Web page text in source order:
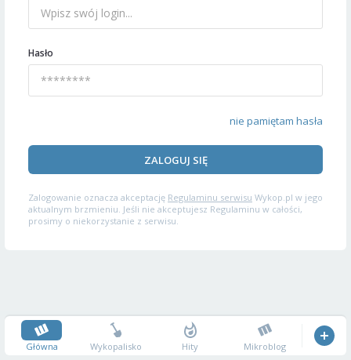
Hasło
nie pamiętam hasła
ZALOGUJ SIĘ
Zalogowanie oznacza akceptację Regulaminu serwisu Wykop.pl w jego
aktualnym brzmieniu. Jeśli nie akceptujesz Regulaminu w całości,
prosimy o niekorzystanie z serwisu.
Główna Wykopalisko Hity Mikroblog